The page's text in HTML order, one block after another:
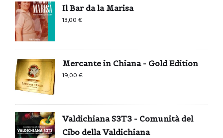
Il Bar da la Marisa
13,00€
Mercante in Chiana - Gold Edition
19,00€
Valdichiana S3T3 - Comunità del
Cibo della Valdichiana